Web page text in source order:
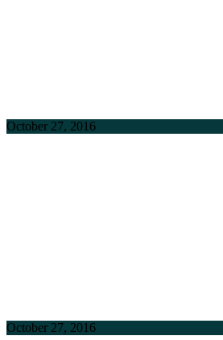
October 27, 2016
October 27, 2016